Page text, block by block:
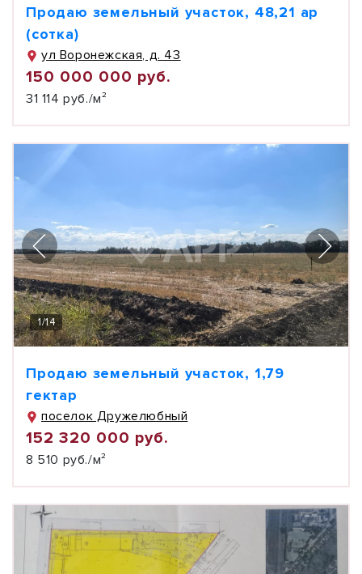
Продаю земельный участок, 48,21 ар
(сотка)
ул Воронежская, д. 43
150 000 000 руб.
31 114 руб./м²
1/14
Продаю земельный участок, 1,79
гектар
поселок Дружелюбный
152 320 000 руб.
8 510 руб./м²